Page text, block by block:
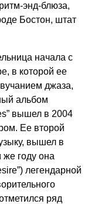
энд-блюза,
Бостон, штат
начала с
, в которой ее
джаза,
альбом
” вышел в 2004
Ее второй
вышел в
же году она
”) легендарной
ряд